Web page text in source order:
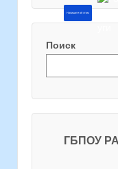
Напишите об этом
Поиск
ГБПОУ